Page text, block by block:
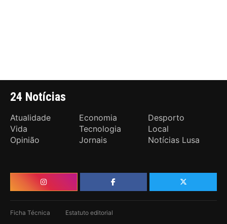
24 Notícias
Atualidade Economia
Desporto
Vida
Tecnologia
Local
Opinião
Jornais Notícias Lusa
Ficha Técnica Estatuto editorial